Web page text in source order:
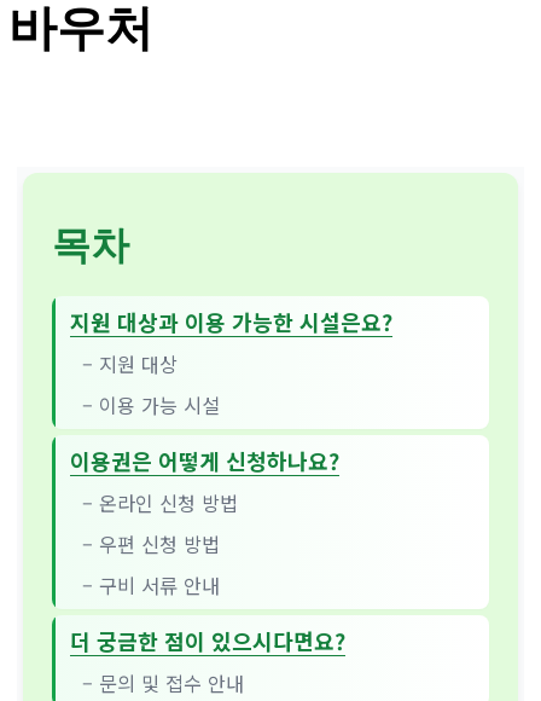
바우처
목차
지원 대상과 이용 가능한 시설은요?
– 지원 대상
– 이용 가능 시설
이용권은 어떻게 신청하나요?
– 온라인 신청 방법
– 우편 신청 방법
– 구비 서류 안내
더 궁금한 점이 있으시다면요?
– 문의 및 접수 안내